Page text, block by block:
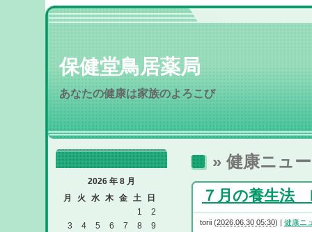
保健堂鳥居薬局
あなたの健康は家族のよろこび
» 健康ニュ
７月の養生法
torii (2026.06.30 05:30) | 健康ニ
2026 年 8 月
月
火 水 木 金 土 日
1
2
3
4 5 6 7 8
9